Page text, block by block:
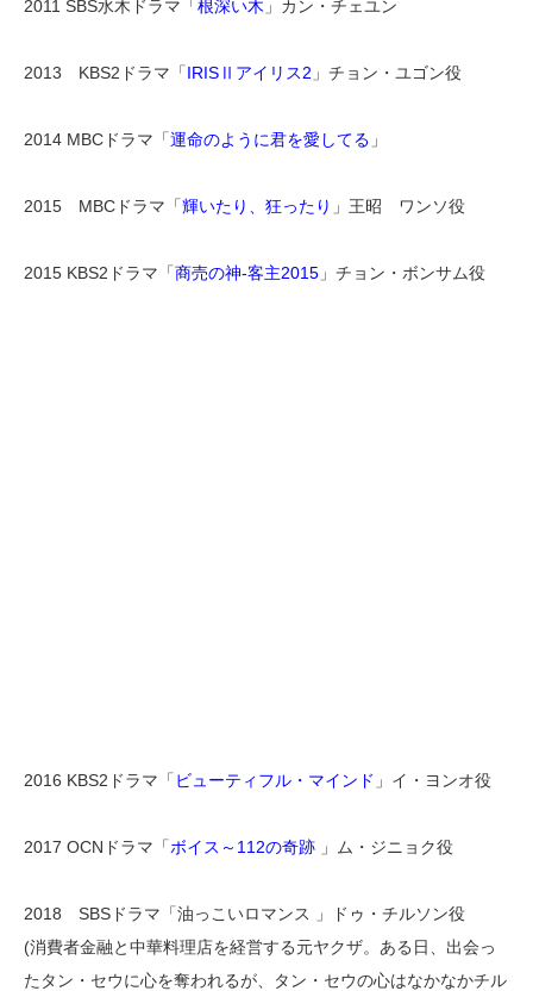
2011 SBS水木ドラマ「根深い木 」カン・チェユン
2013 KBS2ドラマ「IRISⅡアイリス2 」チョン・ユゴン役
2014 MBCドラマ「運命のように君を愛してる 」
2015 MBCドラマ「輝いたり、狂ったり 」王昭 ワンソ役
2015 KBS2ドラマ「商売の神-客主2015 」チョン・ボンサム役
2016 KBS2ドラマ「 ビューティフル・マインド 」イ・ヨンオ役
2017 OCNドラマ「ボイス～112の奇跡 」ム・ジニョク役
2018 SBSドラマ「油っこいロマンス 」ドゥ・チルソン役
(消費者金融と中華料理店を経営する元ヤクザ。ある日、出会っ
たタン・セウに心を奪われるが、タン・セウの心はなかなかチル